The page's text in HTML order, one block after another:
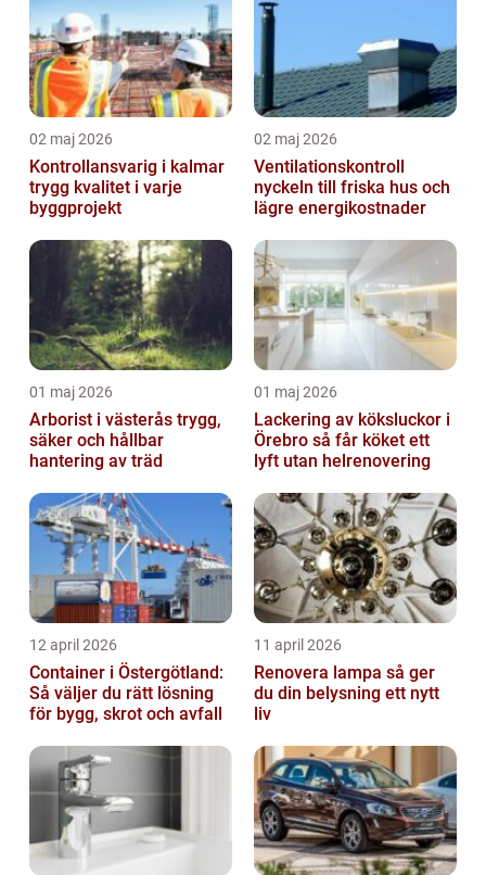
02 maj 2026
Kontrollansvarig i kalmar
trygg kvalitet i varje
byggprojekt
02 maj 2026
Ventilationskontroll
nyckeln till friska hus och
lägre energikostnader
01 maj 2026
Arborist i västerås trygg,
säker och hållbar
hantering av träd
01 maj 2026
Lackering av köksluckor i
Örebro så får köket ett
lyft utan helrenovering
12 april 2026
Container i Östergötland:
Så väljer du rätt lösning
för bygg, skrot och avfall
11 april 2026
Renovera lampa så ger
du din belysning ett nytt
liv